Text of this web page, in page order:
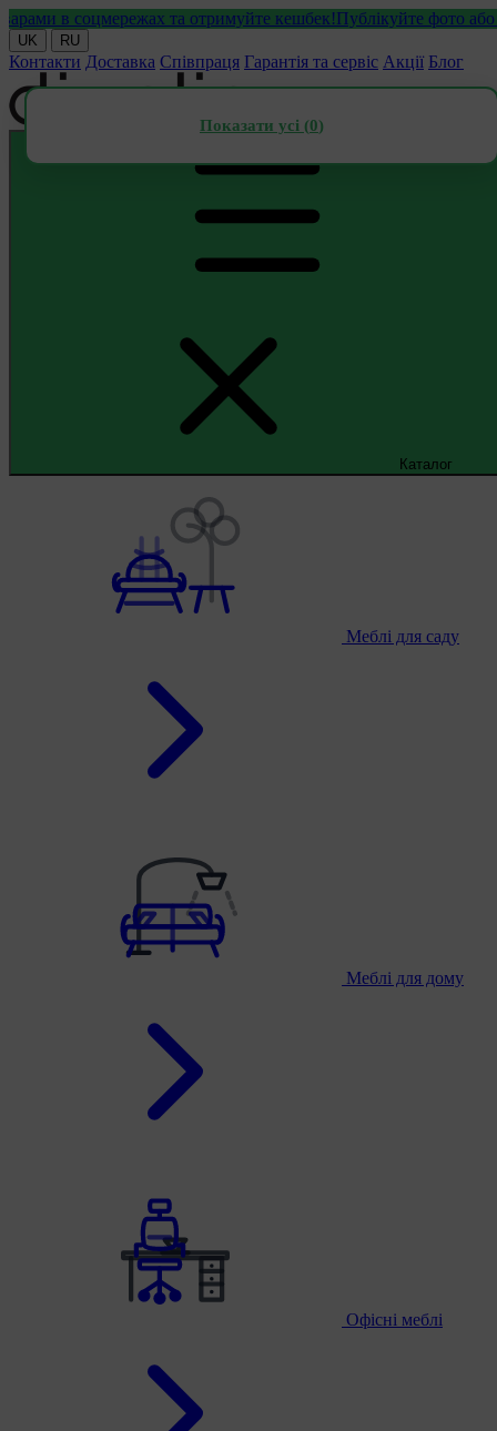
в соцмережах та отримуйте кешбек!Публікуйте фото або
UK RU
Контакти Доставка Співпраця Гарантія та сервіс Акції Блог
Каталог
Меблі для саду
Меблі для дому
Офісні меблі
Показати усі (0)